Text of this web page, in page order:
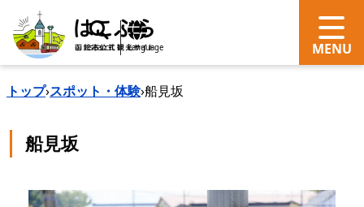
search Language
トップ›スポット・体験›船見坂
船見坂